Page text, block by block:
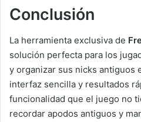
Conclusión
La herramienta exclusiva de
solución perfecta para los
y organizar sus nicks antiguos
interfaz sencilla y resultados
funcionalidad que el juego no
recordar apodos antiguos y